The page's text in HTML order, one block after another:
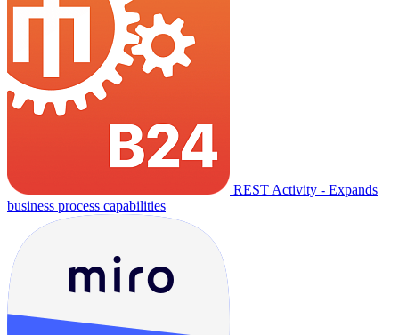
REST Activity - Expands
business process capabilities